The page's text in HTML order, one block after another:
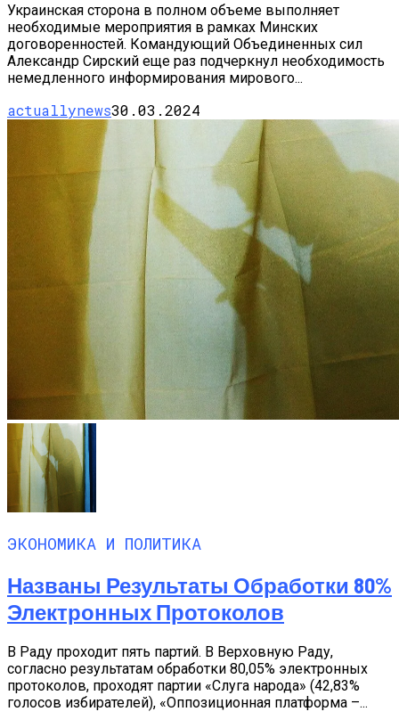
Украинская сторона в полном объеме выполняет
необходимые мероприятия в рамках Минских
договоренностей. Командующий Объединенных сил
Александр Сирский еще раз подчеркнул необходимость
немедленного информирования мирового...
actuallynews30.03.2024
ЭКОНОМИКА И ПОЛИТИКА
Названы Результаты Обработки 80%
Электронных Протоколов
В Раду проходит пять партий. В Верховную Раду,
согласно результатам обработки 80,05% электронных
протоколов, проходят партии «Слуга народа» (42,83%
голосов избирателей), «Оппозиционная платформа –...